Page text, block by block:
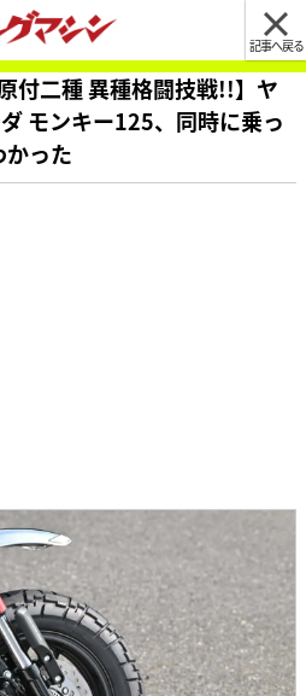
記事へ戻る
付二種 異種格闘技戦!!】ヤ
モンキー125、同時に乗っ
った